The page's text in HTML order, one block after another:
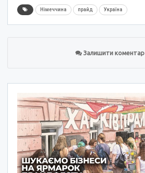
Німеччина прайд Україна
Залишити коментар